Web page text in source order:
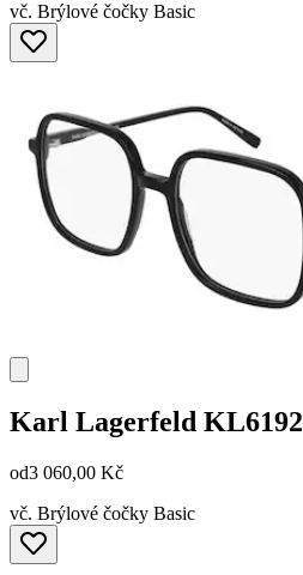
vč. Brýlové čočky Basic
Karl Lagerfeld KL6192
od3 060,00 Kč
vč. Brýlové čočky Basic